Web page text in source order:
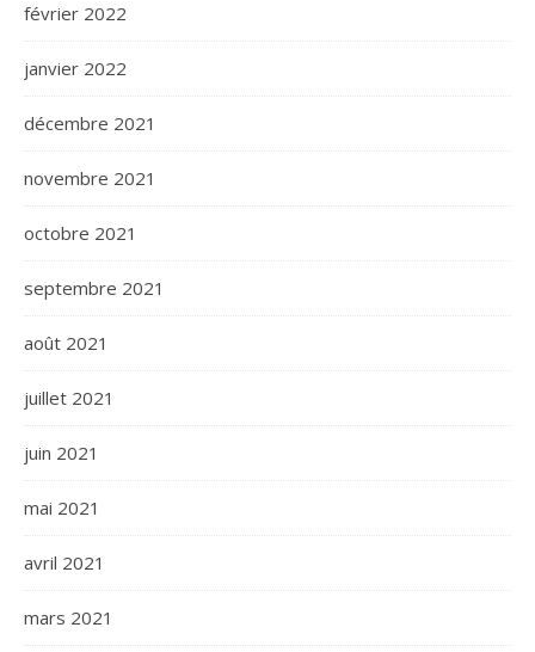
février 2022
janvier 2022
décembre 2021
novembre 2021
octobre 2021
septembre 2021
août 2021
juillet 2021
juin 2021
mai 2021
avril 2021
mars 2021